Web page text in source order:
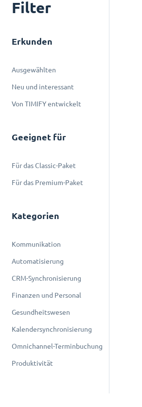
Filter
Erkunden
Ausgewählten
Neu und interessant
Von TIMIFY entwickelt
Geeignet für
Für das Classic-Paket
Für das Premium-Paket
Kategorien
Kommunikation
Automatisierung
CRM-Synchronisierung
Finanzen und Personal
Gesundheitswesen
Kalendersynchronisierung
Omnichannel-Terminbuchung
Produktivität